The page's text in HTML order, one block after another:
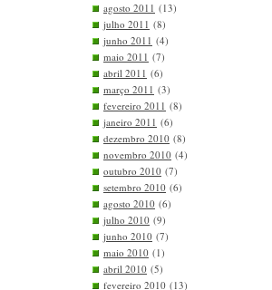
agosto 2011 (13)
julho 2011 (8)
junho 2011 (4)
maio 2011 (7)
abril 2011 (6)
março 2011 (3)
fevereiro 2011 (8)
janeiro 2011 (6)
dezembro 2010 (8)
novembro 2010 (4)
outubro 2010 (7)
setembro 2010 (6)
agosto 2010 (6)
julho 2010 (9)
junho 2010 (7)
maio 2010 (1)
abril 2010 (5)
fevereiro 2010 (13)